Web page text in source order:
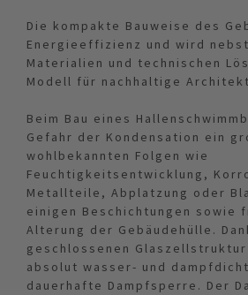
Die kompakte Bauweise des
Energieeffizienz und wird
Materialien und technischen
Modell für nachhaltige
Beim Bau eines
Gefahr der Kondensation ein
wohlbekannten Folgen wie
Feuchtigkeitsentwicklung,
Metallteile, Abplatzung oder
einigen Beschichtungen sowie
Alterung der Gebäudehülle.
geschlossenen Glaszellstruktur
absolut wasser- und
dauerhafte Dampfsperre. Der